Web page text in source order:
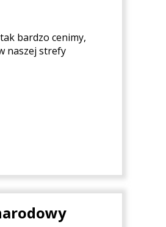
bardzo cenimy,
naszej strefy